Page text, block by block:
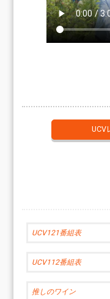
UCV
UCV121番組表
UCV112番組表
推しのワイン